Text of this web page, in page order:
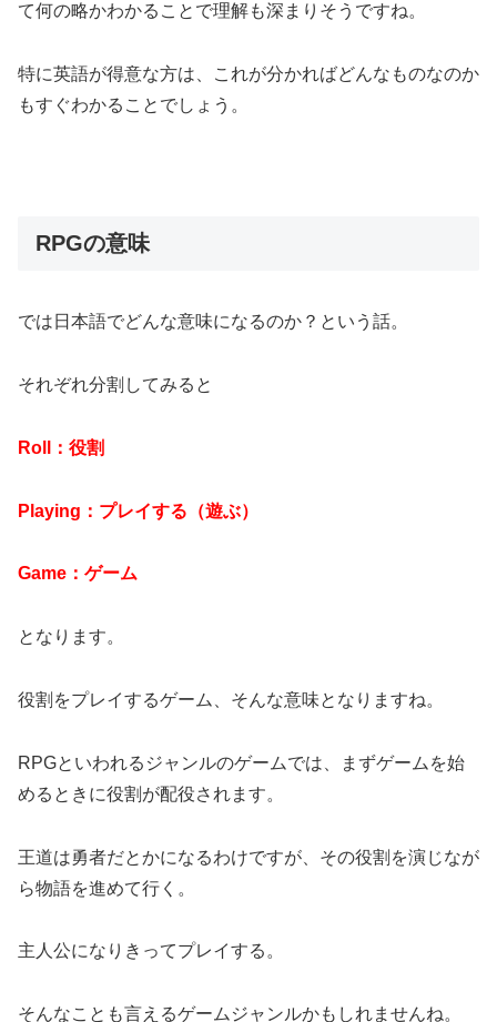
て何の略かわかることで理解も深まりそうですね。
特に英語が得意な方は、これが分かればどんなものなのか
もすぐわかることでしょう。
RPGの意味
では日本語でどんな意味になるのか？という話。
それぞれ分割してみると
Roll：役割
Playing：プレイする（遊ぶ）
Game：ゲーム
となります。
役割をプレイするゲーム、そんな意味となりますね。
RPGといわれるジャンルのゲームでは、まずゲームを始
めるときに役割が配役されます。
王道は勇者だとかになるわけですが、その役割を演じなが
ら物語を進めて行く。
主人公になりきってプレイする。
そんなことも言えるゲームジャンルかもしれませんね。